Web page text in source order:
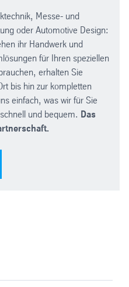
Messe- und
oder Automotive Design:
ihr Handwerk und
für Ihren speziellen
erhalten Sie
bis hin zur kompletten
einfach, was wir für Sie
und bequem. Das